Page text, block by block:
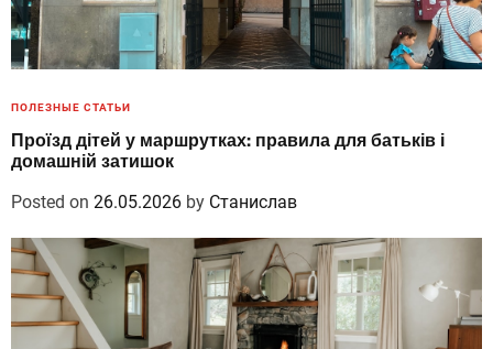
ПОЛЕЗНЫЕ СТАТЬИ
Проїзд дітей у маршрутках: правила для батьків і
домашній затишок
Posted on 26.05.2026 by Станислав